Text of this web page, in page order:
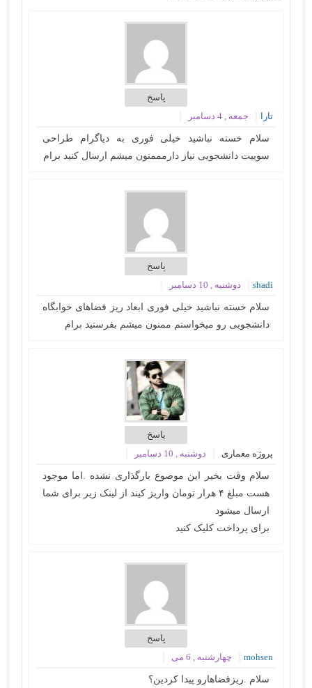
پاسخ
تارا
جمعه , 4 دسامبر
سلام خسته نباشید خیلی فوری به دیاگرام طراحی
سوییت دانشجویی نیاز دارمممنون میشم ارسال کنید برام
پاسخ
shadi
دوشنبه , 10 دسامبر
سلام خسته نباشید خیلی فوری ابعاد ریز فضاهای خوابگاه
دانشجویی رو میخواستم ممنون میشم بفرستید برام
پاسخ
پروژه معماری
دوشنبه , 10 دسامبر
سلام وقت بخیر این موصوع بارگذاری نشده .اما موجود
هست مبلغ ۴ هرار تومان واریز کیند از لینک زیر برای شما
ارسال میشود
برای پرداخت کلیک کنید
پاسخ
mohsen
چهارشنبه , 6 می
سلام .ریزفضاهارو پیدا کردین؟